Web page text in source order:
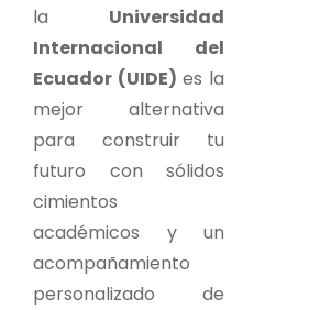
la Universidad
Internacional del
Ecuador (UIDE) es la
mejor alternativa
para construir tu
futuro con sólidos
cimientos
académicos y un
acompañamiento
personalizado de